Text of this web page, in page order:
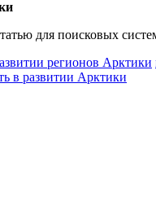
для поисковых
регионов Арктики
в развитии Арктики